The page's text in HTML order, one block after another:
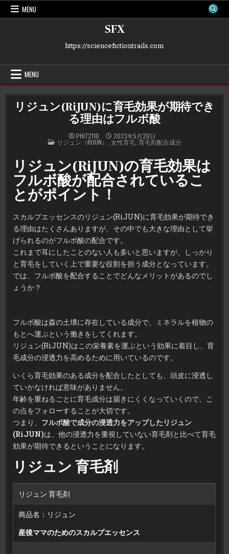
Skip
MENU
SFX
https://sciencefictiontrails.com
MENU
リジュン(RiJUN)に育毛効果が期待でき
る理由はフルボ酸
PHI72110 2023年5月20日
POSTED
IN
リジュン（RIJUN） ,女性育毛,育毛剤配合成分
リジュン(RiJUN)の育毛効果は
フルボ酸が配合されているこ
とがポイント！
スカルプエッセンスのリジュン(RiJUN)に育毛効果が期待でき
る理由はたくさんありますが、その中でも大きな理由として挙
げられるのがフルボ酸の配合です。
これまで耳にしたことのない人も多いと思いますが、しっかり
と育毛をしていく上で重要な役割を担う成分となっています。
では、フルボ酸を配合することでどんなメリットがあるのでし
ょうか？
フルボ酸は森の土壌に存在している成分で、ミネラルを植物の
もとへ運ぶという働きをしてくれます。
リジュン(RiJUN)はこの栄養素を運ぶという効果に着目し、育
毛成分の浸透力を高めるために用いているのです。
いくら育毛効果のある成分を配合したとしても、頭皮に浸透し
ていかなければ意味がありません。
年齢を重ねるごとに育毛成分は届きにくくなっていくので、こ
の点をフォローすることが大切です。
つまり、 フルボ酸で成分の浸透力をアップしたリジュン
(RiJUN)は、他の浸透力を重視していない育毛剤と比べて育毛
効果が期待できるということになります。
リジュン 育毛剤
リジュン 育毛剤
商品名：リジュン
産後ママのためのスカルプエッセンス